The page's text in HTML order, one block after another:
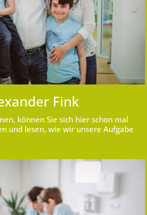
Fink
können Sie sich hier schon mal
und lesen, wie wir unsere Aufgabe